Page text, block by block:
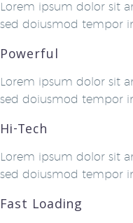
Lorem ipsum dolor sit
sed doiusmod tempor
Powerful
Lorem ipsum dolor sit
sed doiusmod tempor
Hi-Tech
Lorem ipsum dolor sit
sed doiusmod tempor
Fast Loading